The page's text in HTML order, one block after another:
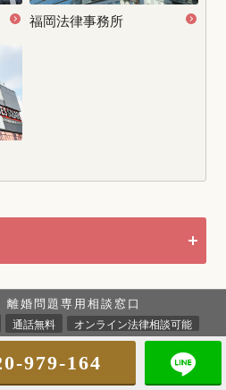
福岡法律事務所
護士の想い
婚問題専用相談窓口
通話無料 オンライン法律相談可能
979-164